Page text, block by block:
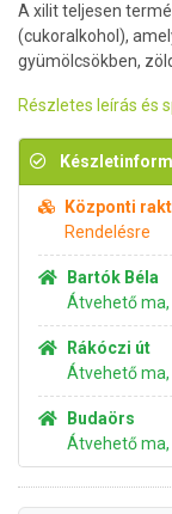
A xilit teljesen
(cukoralkohol),
gyümölcsökben,
Részletes leírás és
Központi
Rendelésre
Bartók Béla
Átvehető ma,
Rákóczi út
Átvehető ma,
Budaörs
Átvehető ma,